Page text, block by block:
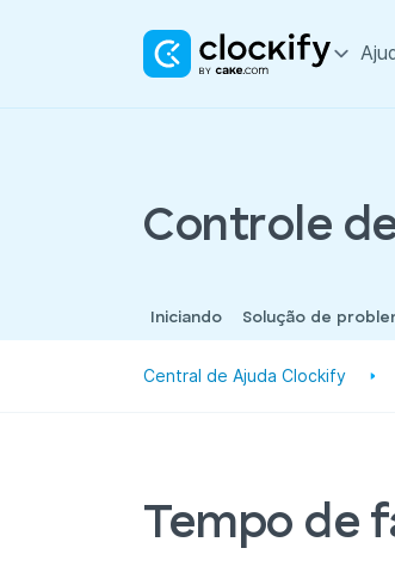
Controle
Iniciando Solução de
Central de Ajuda Clockify
Tempo de